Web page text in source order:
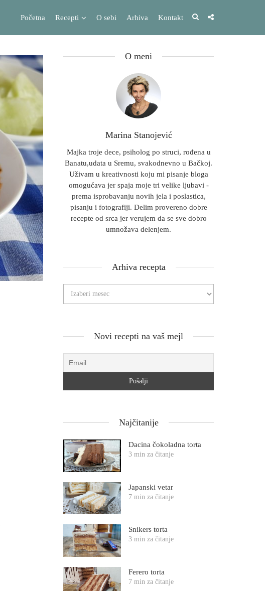
Početna Recepti O sebi Arhiva Kontakt
O meni
Marina Stanojević
Majka troje dece, psiholog po struci, rođena u
Banatu,udata u Sremu, svakodnevno u Bačkoj.
Uživam u kreativnosti koju mi pisanje bloga
omogućava jer spaja moje tri velike ljubavi -
prema isprobavanju novih jela i poslastica,
pisanju i fotografiji. Delim provereno dobre
recepte od srca jer verujem da se sve dobro
umnožava delenjem.
Arhiva recepta
Novi recepti na vaš mejl
Najčitanije
Dacina čokoladna torta
3 min za čitanje
Japanski vetar
7 min za čitanje
Snikers torta
3 min za čitanje
Ferero torta
7 min za čitanje